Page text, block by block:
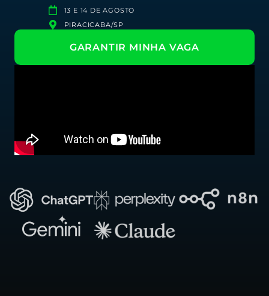
GARANTIR MINHA VAGA
13 E 14 DE AGOSTO
PIRACICABA/SP